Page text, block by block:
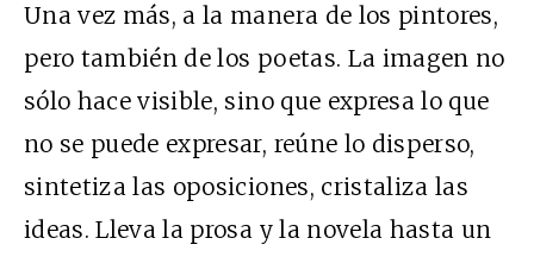
Una vez más, a la manera de los pintores,
pero también de los poetas. La imagen no
sólo hace visible, sino que expresa lo que
no se puede expresar, reúne lo disperso,
sintetiza las oposiciones, cristaliza las
ideas. Lleva la prosa y la novela hasta un